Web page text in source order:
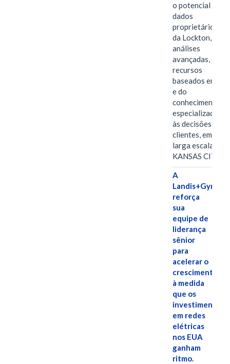
o potencial dos
dados
proprietários
da Lockton, das
análises
avançadas, dos
recursos
baseados em IA
e do
conhecimento
especializado
às decisões dos
clientes, em
larga escala
KANSAS CITY,…
A
Landis+Gyr
reforça
sua
equipe de
liderança
sênior
para
acelerar o
crescimento,
à medida
que os
investimentos
em redes
elétricas
nos EUA
ganham
ritmo.